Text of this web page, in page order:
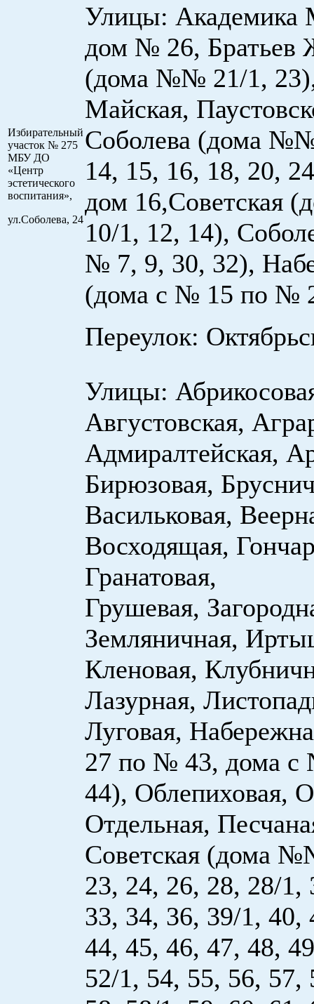
Избирательный
участок № 275
МБУ ДО
«Центр
эстетического
воспитания»,
ул.Соболева, 24
Улицы: Академика
дом № 26, Братьев
(дома №№ 21/1, 23),
Майская,
Соболева (дома
14, 15, 16, 18, 20,
дом 16,Советская
10/1, 12, 14),
№ 7, 9, 30, 32),
(дома с № 15 по №
Переулок:
Улицы:
Августовская,
Адмиралтейская,
Бирюзовая,
Васильковая,
Восходящая,
Гранатовая,
Грушевая,
Земляничная,
Кленовая,
Лазурная,
Луговая,
27 по № 43, дома
44), Облепиховая,
Отдельная,
Советская (дома
23, 24, 26, 28, 28/1,
33, 34, 36, 39/1, 40,
44, 45, 46, 47, 48,
52/1, 54, 55, 56, 57,